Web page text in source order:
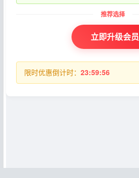
立即升级会员
限时优惠倒计时： 23:59:56